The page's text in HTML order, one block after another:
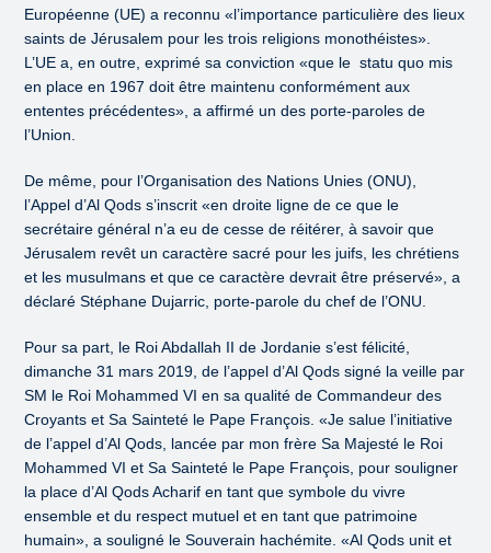
Européenne (UE) a reconnu «l’importance particulière des lieux
saints de Jérusalem pour les trois religions monothéistes».
L’UE a, en outre, exprimé sa conviction «que le statu quo mis
en place en 1967 doit être maintenu conformément aux
ententes précédentes», a affirmé un des porte-paroles de
l’Union.
De même, pour l’Organisation des Nations Unies (ONU),
l’Appel d’Al Qods s’inscrit «en droite ligne de ce que le
secrétaire général n’a eu de cesse de réitérer, à savoir que
Jérusalem revêt un caractère sacré pour les juifs, les chrétiens
et les musulmans et que ce caractère devrait être préservé», a
déclaré Stéphane Dujarric, porte-parole du chef de l’ONU.
Pour sa part, le Roi Abdallah II de Jordanie s’est félicité,
dimanche 31 mars 2019, de l’appel d’Al Qods signé la veille par
SM le Roi Mohammed VI en sa qualité de Commandeur des
Croyants et Sa Sainteté le Pape François. «Je salue l’initiative
de l’appel d’Al Qods, lancée par mon frère Sa Majesté le Roi
Mohammed VI et Sa Sainteté le Pape François, pour souligner
la place d’Al Qods Acharif en tant que symbole du vivre
ensemble et du respect mutuel et en tant que patrimoine
humain», a souligné le Souverain hachémite. «Al Qods unit et